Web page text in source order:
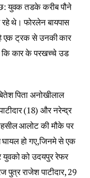
युवक तडके करीब पौने
थे। फोरलेन बायपास
एक ट्रक से उनकी कार
कि कार के परखच्चे उड
पिता अनोखीलाल
(18) और नरेन्द्र
आलोट की मौके पर
हो गए,जिनमे से एक
युवको को उदयपुर रेफर
पुत्र राजेश पाटीदार, 29